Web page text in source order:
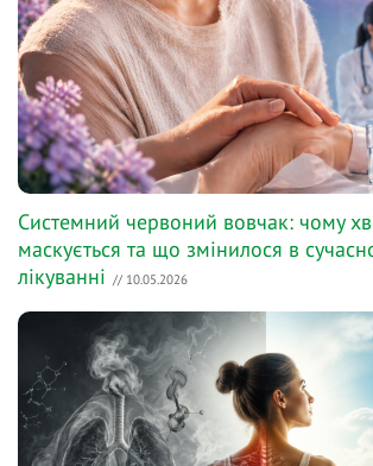
Системний червоний вовчак: чому
маскується та що змінилося в
лікуванні // 10.05.2026